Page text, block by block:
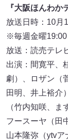
『大阪ほんわか
放送日時：10月
※毎週金曜19:00
放送：読売テレ
出演：間寛平、
劇）、ロザン（
田明、井上裕介
（竹内知咲、ま
フースーヤ（田
山本隆弥（ytvア